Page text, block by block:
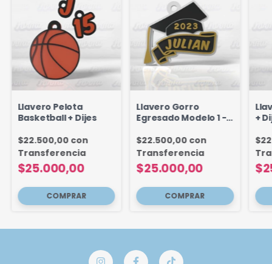
Llavero Pelota
Basketball + Dijes
$25.000,00
$22.500,00 con
Transferencia
Llavero Gorro
Egresado Modelo 1 - 5
$25.000,00
$22.500,00 con
Transferencia
+